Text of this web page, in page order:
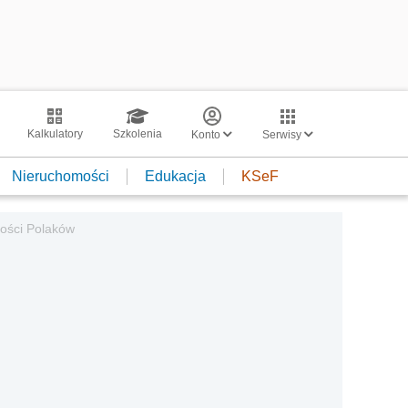
Kalkulatory Szkolenia Konto Serwisy
Nieruchomości Edukacja KSeF
Polaków